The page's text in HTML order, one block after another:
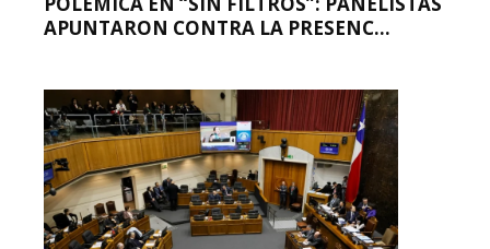
APUNTARON CONTRA LA PRESENC...